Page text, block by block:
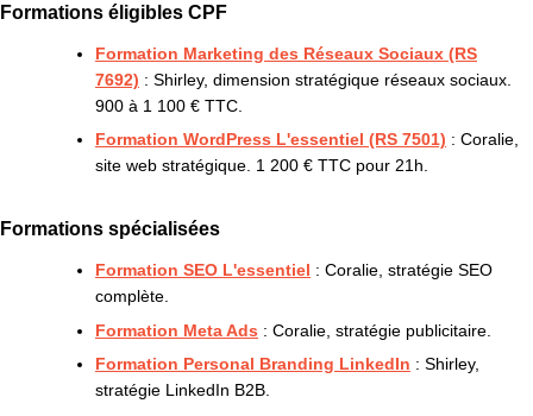
Formations éligibles CPF
Formation Marketing des Réseaux Sociaux (RS
7692) : Shirley, dimension stratégique réseaux sociaux.
900 à 1 100 € TTC.
Formation WordPress L'essentiel (RS 7501) : Coralie,
site web stratégique. 1 200 € TTC pour 21h.
Formations spécialisées
Formation SEO L'essentiel : Coralie, stratégie SEO
complète.
Formation Meta Ads : Coralie, stratégie publicitaire.
Formation Personal Branding LinkedIn : Shirley,
stratégie LinkedIn B2B.